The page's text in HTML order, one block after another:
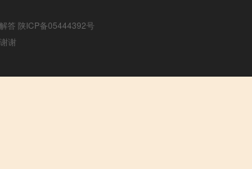
答 陕ICP备05444392号
谢